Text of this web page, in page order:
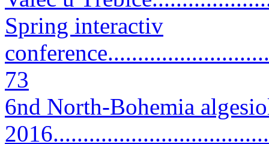
Spring interactiv
73
6nd North-Bohemia